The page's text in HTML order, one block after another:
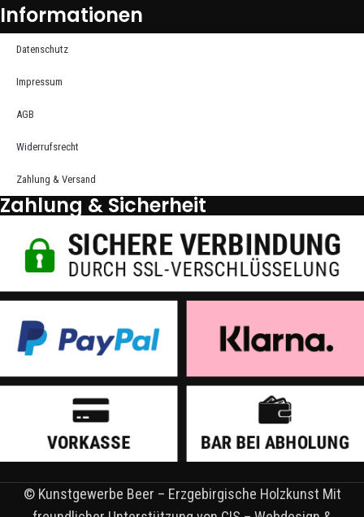
Informationen
Datenschutz
Impressum
AGB
Widerrufsrecht
Zahlung & Versand
Zahlung & Sicherheit
© Kunstgewerbe Beer – Erzgebirgische Holzkunst Mit